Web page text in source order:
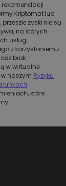
rekomendacji
Kriptomat lub
zyski nie są
na których
usług,
z korzystaniem z
brak
w wirtualne
naszym Ryzyku
które